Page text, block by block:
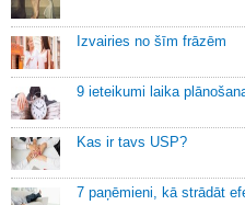
Izvairies no šīm frāzēm
9 ieteikumi laika
Kas ir tavs USP?
7 paņēmieni, kā strādāt